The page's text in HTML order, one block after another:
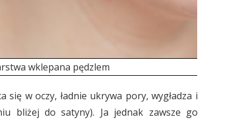
wklepana pędzlem
w oczy, ładnie ukrywa pory, wygładza i
bliżej do satyny). Ja jednak zawsze go